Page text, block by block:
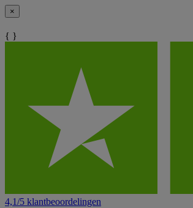
×
{ }
4,1/5 klantbeoordelingen